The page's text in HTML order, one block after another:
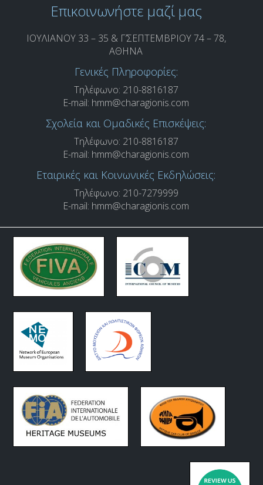
Επικοινωνήστε μαζί μας
ΙΟΥΛΙΑΝΟΥ 33 – 35 & Γ’ΣΕΠΤΕΜΒΡΙΟΥ 74 – 78,
ΑΘΗΝΑ
Γενικές Πληροφορίες:
Τηλέφωνο: 210-8816187
E-mail: hmm@charagionis.com
Σχολεία και Ομαδικές Επισκέψεις:
Τηλέφωνο: 210-8816187
E-mail: hmm@charagionis.com
Εταιρικές και Κοινωνικές Εκδηλώσεις:
Τηλέφωνο: 210-7279999
E-mail: hmm@charagionis.com